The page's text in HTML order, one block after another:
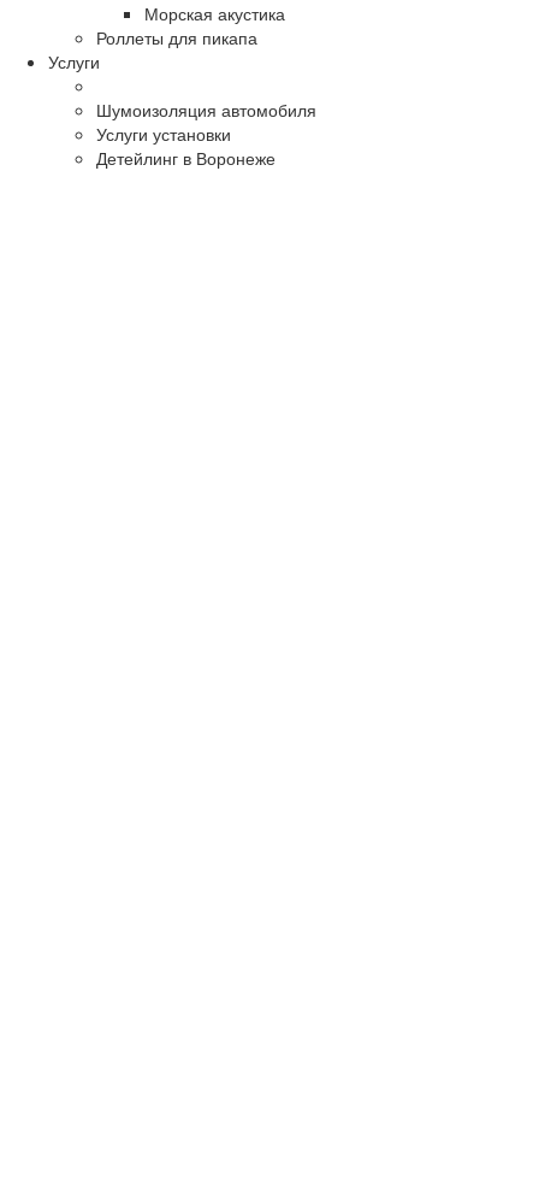
Морская акустика
Роллеты для пикапа
Услуги
Шумоизоляция автомобиля
Услуги установки
Детейлинг в Воронеже